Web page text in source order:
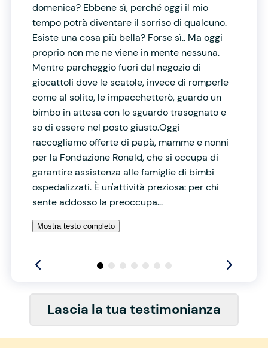
domenica? Ebbene sì, perché oggi il mio
tempo potrà diventare il sorriso di qualcuno.
Esiste una cosa più bella? Forse sì.. Ma oggi
proprio non me ne viene in mente nessuna.
Mentre parcheggio fuori dal negozio di
giocattoli dove le scatole, invece di romperle
come al solito, le impacchetterò, guardo un
bimbo in attesa con lo sguardo trasognato e
so di essere nel posto giusto.Oggi
raccogliamo offerte di papà, mamme e nonni
per la Fondazione Ronald, che si occupa di
garantire assistenza alle famiglie di bimbi
ospedalizzati. È un'attività preziosa: per chi
sente addosso la preoccupa...
Mostra testo completo
Lascia la tua testimonianza